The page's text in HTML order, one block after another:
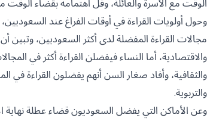
الوقت مع الأسرة والعائلة، وقل اهتمامه بقضاء الوقت
مجالات القراءة المفضلة لدى أكثر السعوديين، وتبين
والاقتصادية، أما النساء فيفضلن القراءة أكثر في
والثقافية، وأفاد صغار السن أنهم يفضلون القراءة في
والتربوية.